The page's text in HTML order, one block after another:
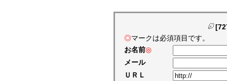
◎マークは必須項目です。
お名前◎
メール
ＵＲＬ